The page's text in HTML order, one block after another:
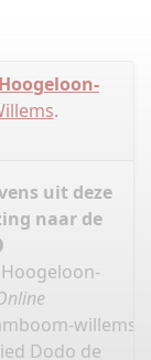
.
uit deze
naar de
willems-
Dodo de